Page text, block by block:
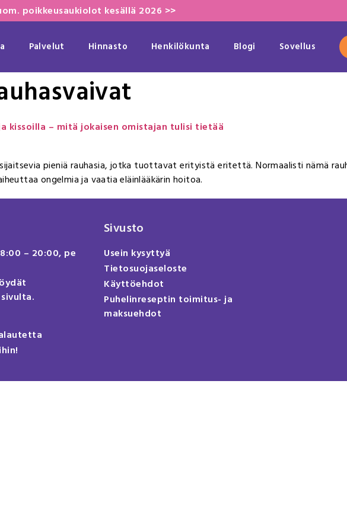
poikkeusaukiolot kesällä 2026 >>
Palvelut Hinnasto Henkilökunta Blogi Sovellus
kissoilla – mitä jokaisen omistajan tulisi tietää
pieniä rauhasia, jotka tuottavat erityistä eritettä. Normaalisti nämä
ongelmia ja vaatia eläinlääkärin hoitoa.
– 20:00, pe
Sivusto
Usein kysyttyä
Tietosuojaseloste
Käyttöehdot
Puhelinreseptin toimitus- ja
maksuehdot